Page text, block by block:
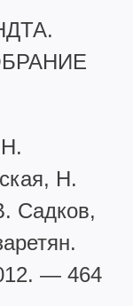
Н.
Садков,
— 464